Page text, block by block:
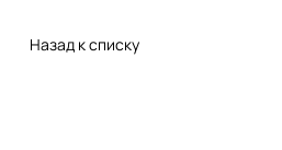
Назад к списку